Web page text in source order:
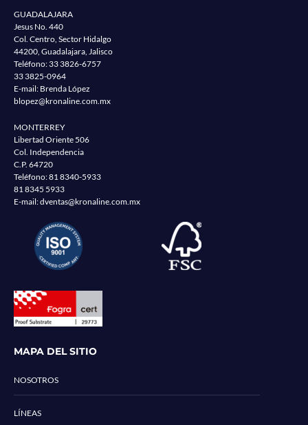
GUADALAJARA
Jesus No. 440
Col. Centro, Sector Hidalgo
44200, Guadalajara, Jalisco
Teléfono: 33 3826-6757
33 3825-0964
E-mail: Brenda López
blopez@kronaline.com.mx
MONTERREY
Libertad Oriente 506
Col. Independencia
C.P. 64720
Teléfono:81 8340-5933
81 8345 5933
E-mail:dventas@kronaline.com.mx
MAPA DEL SITIO
NOSOTROS
LÍNEAS